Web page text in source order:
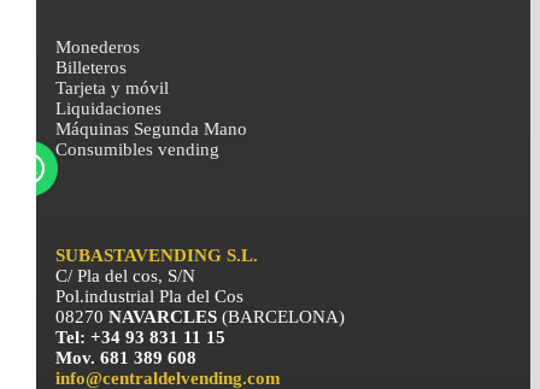
Monederos
Billeteros
Tarjeta y móvil
Liquidaciones
Máquinas Segunda Mano
Consumibles vending
SUBASTAVENDING S.L.
C/ Pla del cos, S/N
Pol.industrial Pla del Cos
08270NAVARCLES(BARCELONA)
Tel: +34 93 831 11 15
Mov. 681 389 608
info@centraldelvending.com